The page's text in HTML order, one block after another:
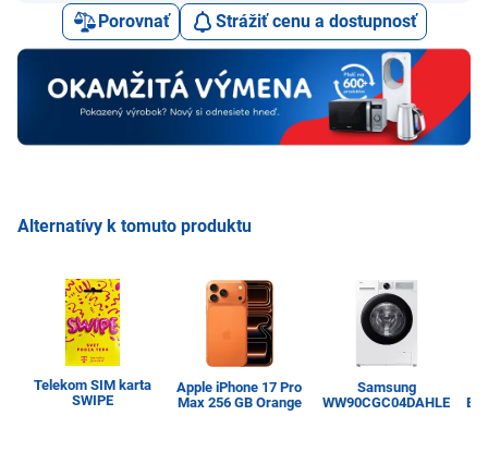
Porovnať Strážiť cenu a dostupnosť
Alternatívy k tomuto produktu
Telekom SIM karta
SWIPE
Apple iPhone 17 Pro
Max 256 GB Orange
Samsung
WW90CGC04DAHLE